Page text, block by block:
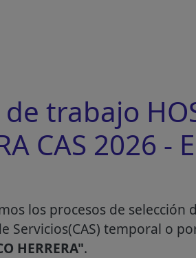
trabajo
CAS 2026
los procesos de
Servicios(CAS) temporal o
HERRERA".